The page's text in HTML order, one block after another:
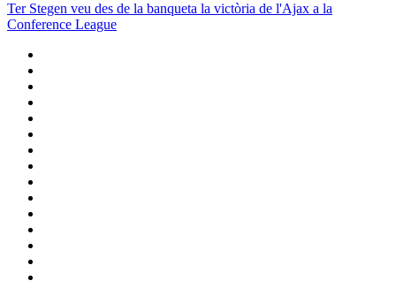
Ter Stegen veu des de la banqueta la victòria de l'Ajax a la
Conference League